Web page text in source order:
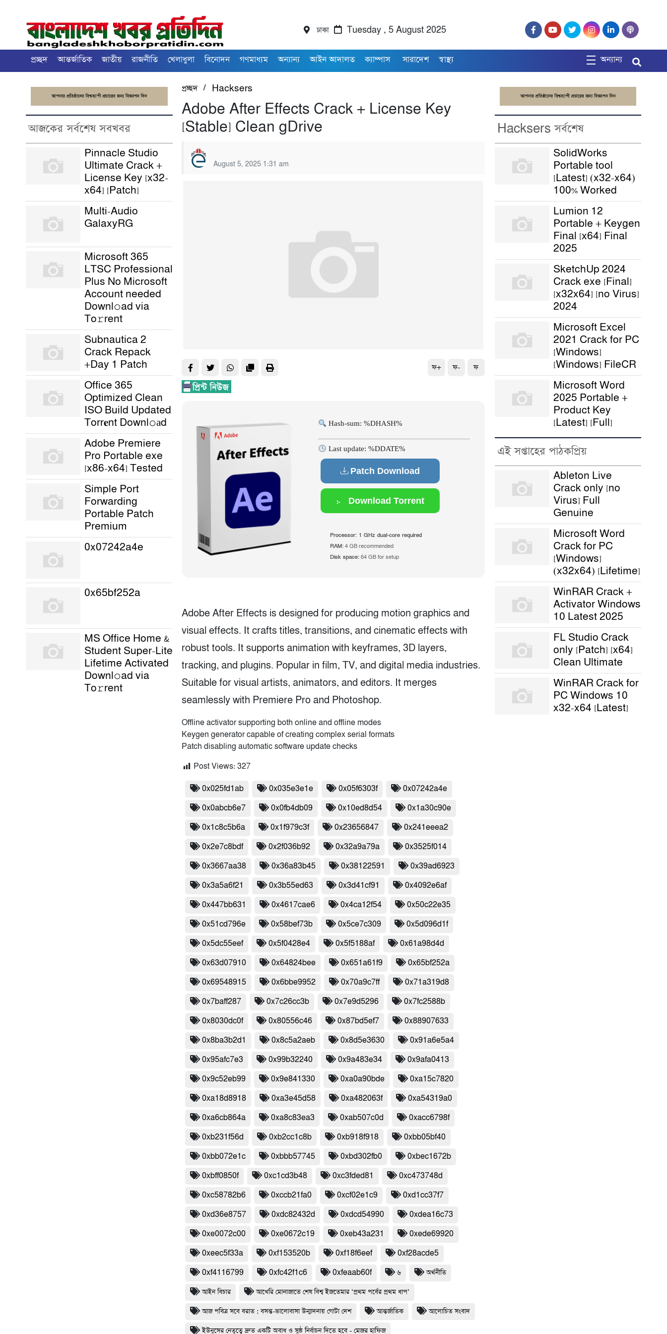
ঢাকা Tuesday , 5 August 2025
প্রচ্ছদ আন্তর্জাতিক জাতীয় রাজনীতি খেলাধুলা বিনোদন গণমাধ্যম অন্যান্য আইন আদালত ক্যাম্পাস সারাদেশ স্বাস্থ্য অন্যান্য
আজকের সর্বশেষ সবখবর
Pinnacle Studio
Ultimate Crack +
License Key [x32-
x64] [Patch]
Multi-Audio
GalaxyRG
Microsoft 365
LTSC Professional
Plus No Microsoft
Account needed
Downl𝚘ad via
To𝚛rent
Subnautica 2
Crack Repack
+Day 1 Patch
Office 365
Optimized Clean
ISO Build Updated
Torr𝐞nt Downl𝚘аd
Adobe Premiere
Pro Portable exe
[x86-x64] Tested
Simple Port
Forwarding
Portable Patch
Premium
0x07242a4e
0x65bf252a
MS Office Home &
Student Super-Lite
Lifetime Activated
Downl𝚘ad via
To𝚛rent
প্রচ্ছদ/ Hacksers
Adobe After Effects Crack + License Key
[Stable] Clean gDrive
August 5, 2025 1:31 am
ফ+ ফ- ফ
Hash-sum: %DHASH%
Last update: %DDATE%
Patch Download
Download Torrent
Processor:1 GHz dual-core required
RAM:4 GB recommended
Disk space:64 GB for setup
Adobe After Effects is designed for producing motion graphics and
visual effects. It crafts titles, transitions, and cinematic effects with
robust tools. It supports animation with keyframes, 3D layers,
tracking, and plugins. Popular in film, TV, and digital media industries.
Suitable for visual artists, animators, and editors. It merges
seamlessly with Premiere Pro and Photoshop.
Offline activator supporting both online and offline modes
Keygen generator capable of creating complex serial formats
Patch disabling automatic software update checks
Post Views: 327
0x025fd1ab 0x035e3e1e 0x05f6303f 0x07242a4e
0x0abcb6e7 0x0fb4db09 0x10ed8d54 0x1a30c90e
0x1c8c5b6a 0x1f979c3f 0x23656847 0x241eeea2
0x2e7c8bdf 0x2f036b92 0x32a9a79a 0x3525f014
0x3667aa38 0x36a83b45 0x38122591 0x39ad6923
0x3a5a6f21 0x3b55ed63 0x3d41cf91 0x4092e6af
0x447bb631 0x4617cae6 0x4ca12f54 0x50c22e35
0x51cd796e 0x58bef73b 0x5ce7c309 0x5d096d1f
0x5dc55eef 0x5f0428e4 0x5f5188af 0x61a98d4d
0x63d07910 0x64824bee 0x651a61f9 0x65bf252a
0x69548915 0x6bbe9952 0x70a9c7ff 0x71a319d8
0x7baff287 0x7c26cc3b 0x7e9d5296 0x7fc2588b
0x8030dc0f 0x80556c46 0x87bd5ef7 0x88907633
0x8ba3b2d1 0x8c5a2aeb 0x8d5e3630 0x91a6e5a4
0x95afc7e3 0x99b32240 0x9a483e34 0x9afa0413
0x9c52eb99 0x9e841330 0xa0a90bde 0xa15c7820
0xa18d8918 0xa3e45d58 0xa482063f 0xa54319a0
0xa6cb864a 0xa8c83ea3 0xab507c0d 0xacc6798f
0xb231f56d 0xb2cc1c8b 0xb918f918 0xbb05bf40
0xbb072e1c 0xbbb57745 0xbd302fb0 0xbec1672b
0xbff0850f 0xc1cd3b48 0xc3fded81 0xc473748d
0xc58782b6 0xccb21fa0 0xcf02e1c9 0xd1cc37f7
0xd36e8757 0xdc82432d 0xdcd54990 0xdea16c73
0xe0072c00 0xe0672c19 0xeb43a231 0xede69920
0xeec5f33a 0xf153520b 0xf18f6eef 0xf28acde5
0xf4116799 0xfc42f1c6 0xfeaab60f ৬ অর্থনীতি
আইন বিচার আখেরি মোনাজাতে শেষ বিশ্ব ইজতেমার ‘প্রথম পর্বের প্রথম ধাপ’
আজ পবিত্র সবে বরাত : বসন্ত-ভালোবাসা উন্মাদনায় গোটা দেশ আন্তর্জাতিক আলোচিত সংবাদ
ইউনুসের নেতৃত্বে দ্রুত একটি অবাধ ও সুষ্ঠ নির্বাচন দিতে হবে - মেজর হাফিজ
Hacksers সর্বশেষ
SolidWorks
Portable tool
[Latest] (x32-x64)
100% Worked
Lumion 12
Portable + Keygen
Final [x64] Final
2025
SketchUp 2024
Crack exe [Final]
[x32x64] [no Virus]
2024
Microsoft Excel
2021 Crack for PC
[Windows]
[Windows] FileCR
Microsoft Word
2025 Portable +
Product Key
[Latest] [Full]
এই সপ্তাহের পাঠকপ্রিয়
Ableton Live
Crack only [no
Virus] Full
Genuine
Microsoft Word
Crack for PC
[Windows]
(x32x64) [Lifetime]
WinRAR Crack +
Activator Windows
10 Latest 2025
FL Studio Crack
only [Patch] [x64]
Clean Ultimate
WinRAR Crack for
PC Windows 10
x32-x64 [Latest]